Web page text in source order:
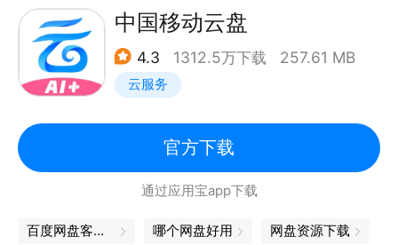
Chrome 内），您可以在那里访问下载过的所有内
容，即使离线也无妨。
的网络浏览器。您只需发出语音指令即可随时随地找到
答案，无需动手输入文字。无论您身在何处，都可随时
使用语音更快速地浏览和查找所需信息。
内置谷歌翻译：快速翻译整个网页。Chrome 内置了
中国移动云盘
4.3 1312.5万下载 257.61 MB
云服务
官方下载
通过应用宝app下载
百度网盘客户端 哪个网盘好用 网盘资源下载